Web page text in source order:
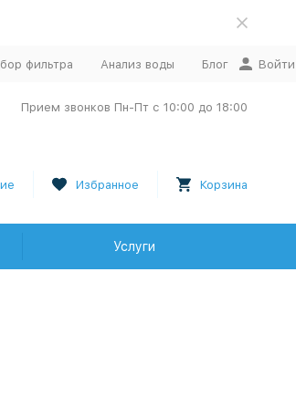
фильтра Анализ воды Блог Войти
Прием звонков Пн-Пт с 10:00 до 18:00
Избранное Корзина
Услуги